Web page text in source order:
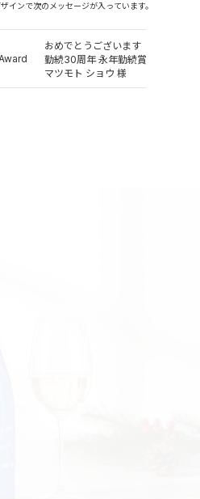
ンで次のメッセージが入っています。
おめでとうございます
勤続30周年 永年勤続賞
マツモト ショウ 様